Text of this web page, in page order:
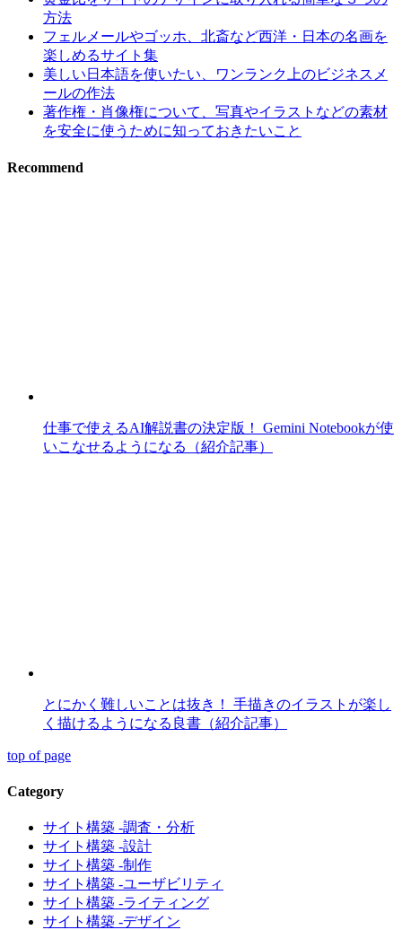
方法
フェルメールやゴッホ、北斎など西洋・日本の名画を
楽しめるサイト集
美しい日本語を使いたい、ワンランク上のビジネスメ
ールの作法
著作権・肖像権について、写真やイラストなどの素材
を安全に使うために知っておきたいこと
Recommend
仕事で使えるAI解説書の決定版！ Gemini Notebookが使
いこなせるようになる（紹介記事）
とにかく難しいことは抜き！ 手描きのイラストが楽し
く描けるようになる良書（紹介記事）
top of page
Category
サイト構築 -調査・分析
サイト構築 -設計
サイト構築 -制作
サイト構築 -ユーザビリティ
サイト構築 -ライティング
サイト構築 -デザイン